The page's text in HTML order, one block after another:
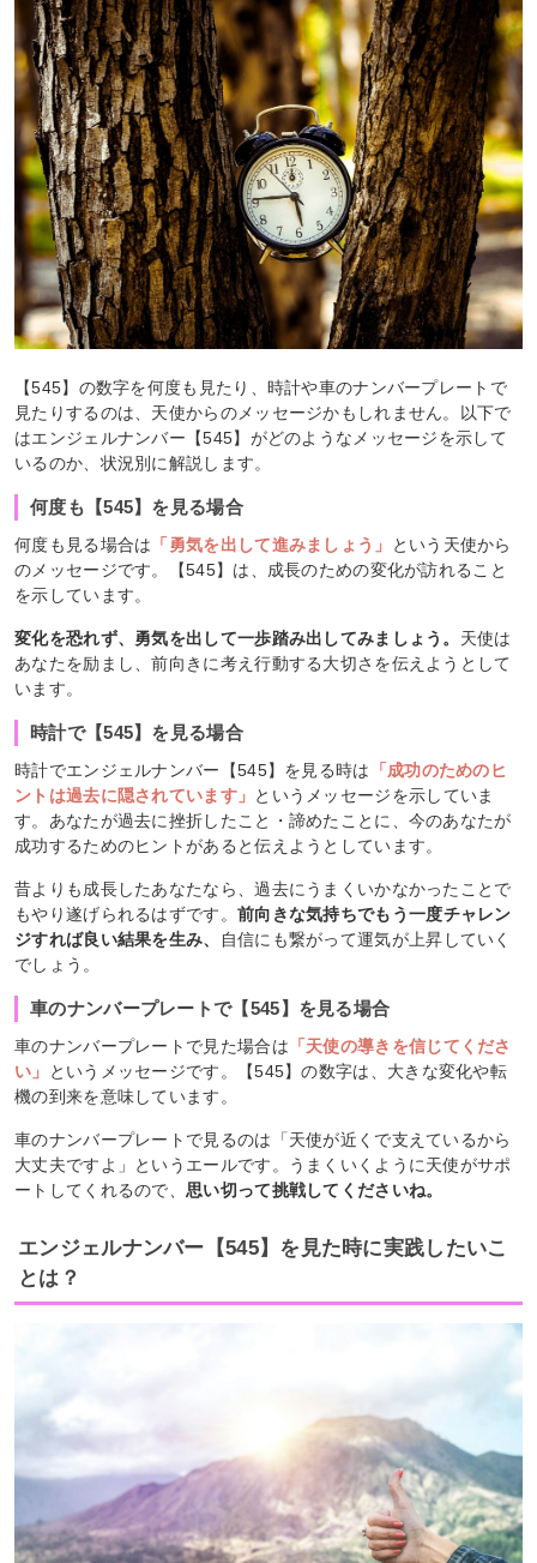
【545】の数字を何度も見たり、時計や車のナンバープレートで
見たりするのは、天使からのメッセージかもしれません。以下で
はエンジェルナンバー【545】がどのようなメッセージを示して
いるのか、状況別に解説します。
何度も【545】を見る場合
何度も見る場合は 「勇気を出して進みましょう」
という天使から
のメッセージです。【545】は、成長のための変化が訪れること
を示しています。
変化を恐れず、勇気を出して一歩踏み出してみましょう。 天使は
あなたを励まし、前向きに考え行動する大切さを伝えようとして
います。
時計で【545】を見る場合
時計でエンジェルナンバー【545】を見る時は
「成功のためのヒ
ントは過去に隠されています」 というメッセージを示していま
す。あなたが過去に挫折したこと・諦めたことに、今のあなたが
成功するためのヒントがあると伝えようとしています。
昔よりも成長したあなたなら、過去にうまくいかなかったことで
もやり遂げられるはずです。 前向きな気持ちでもう一度チャレン
ジすれば良い結果を生み、
自信にも繋がって運気が上昇していく
でしょう。
車のナンバープレートで【545】を見る場合
車のナンバープレートで見た場合は 「天使の導きを信じてくださ
い」
というメッセージです。【545】の数字は、大きな変化や転
機の到来を意味しています。
車のナンバープレートで見るのは「天使が近くで支えているから
大丈夫ですよ」というエールです。うまくいくように天使がサポ
ートしてくれるので、思い切って挑戦してくださいね。
エンジェルナンバー【545】を見た時に実践したいこ
とは？